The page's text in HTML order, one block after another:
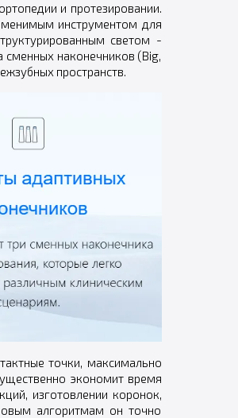
и протезировании.
инструментом для
светом -
сменных наконечников (Big,
пространств.
точки, максимально
экономит время
изготовлении коронок,
алгоритмам он точно